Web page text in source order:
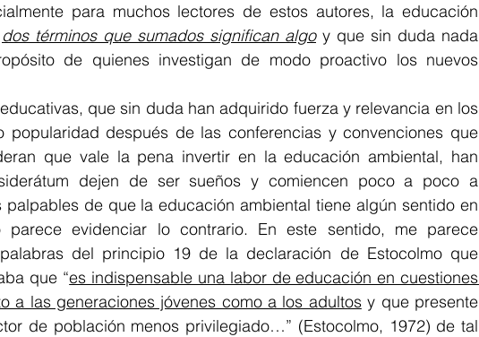
para muchos lectores de estos autores, la educación
dos términos que sumados significan algo y que sin duda nada
de quienes investigan de modo proactivo los nuevos
popularidad después de las conferencias y convenciones que
que vale la pena invertir en la educación ambiental, han
dejen de ser sueños y comiencen poco a poco a
de que la educación ambiental tiene algún sentido en
evidenciar lo contrario. En este sentido, me parece
del principio 19 de la declaración de Estocolmo que
que “es indispensable una labor de educación en cuestiones
a las generaciones jóvenes como a los adultos y que presente
de población menos privilegiado…” (Estocolmo, 1972) de tal